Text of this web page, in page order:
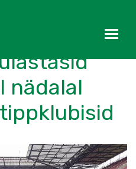
ja Marek
nädalal